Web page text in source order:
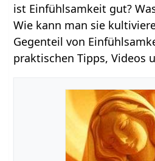
ist Einfühlsamkeit gut?
Wie kann man sie
Gegenteil von
praktischen Tipps, Videos